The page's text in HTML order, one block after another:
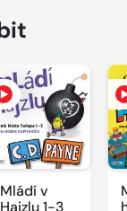
Mládí v
Hajzlu 1-3